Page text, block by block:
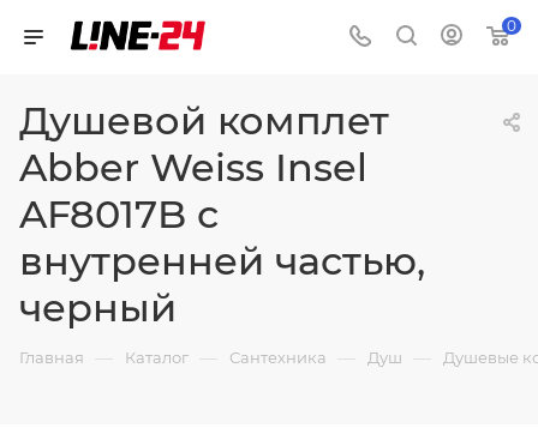
0
Душевой комплет
Abber Weiss Insel
AF8017B с
внутренней частью,
черный
Главная — Каталог — Сантехника — Душ — Душевые